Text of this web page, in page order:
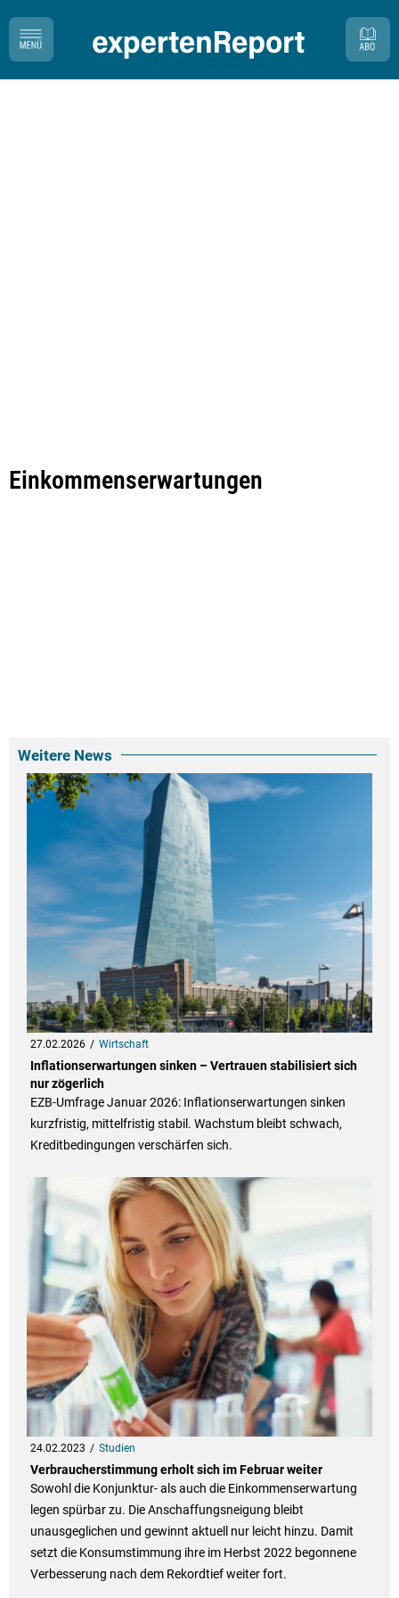
Einkommenserwartungen
Weitere News
27.02.2026 Wirtschaft
Inflationserwartungen sinken – Vertrauen stabilisiert sich
nur zögerlich
EZB-Umfrage Januar 2026: Inflationserwartungen sinken
kurzfristig, mittelfristig stabil. Wachstum bleibt schwach,
Kreditbedingungen verschärfen sich.
24.02.2023 Studien
Verbraucherstimmung erholt sich im Februar weiter
Sowohl die Konjunktur- als auch die Einkommenserwartung
legen spürbar zu. Die Anschaffungsneigung bleibt
unausgeglichen und gewinnt aktuell nur leicht hinzu. Damit
setzt die Konsumstimmung ihre im Herbst 2022 begonnene
Verbesserung nach dem Rekordtief weiter fort.